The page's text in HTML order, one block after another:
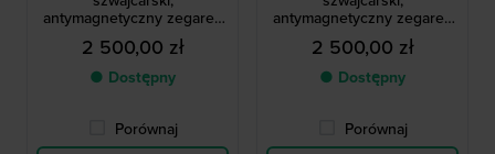
antymagnetyczny zegarek
kwarcowy
2 500,00 zł
● Dostępny
Porównaj
antymagnetyczny zegarek
kwarcowy
2 500,00 zł
● Dostępny
Porównaj